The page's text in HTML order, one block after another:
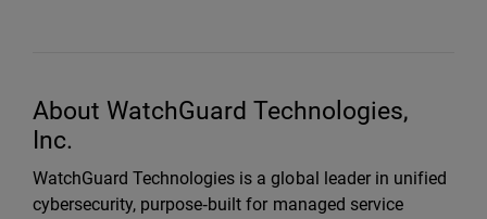
About WatchGuard Technologies,
Inc.
WatchGuard Technologies is a global leader in unified
cybersecurity, purpose‑built for managed service